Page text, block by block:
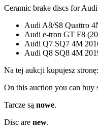
Ceramic brake discs for
Audi A8/S8 Quattro
Audi e-tron GT F8
Audi Q7 SQ7 4M
Audi Q8 SQ8 4M
Na tej aukcji kupujesz
On this auction you can
Tarcze są nowe.
Disc are new.